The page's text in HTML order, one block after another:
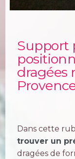
Support
dragées
Dans cette
trouver un
dragées de